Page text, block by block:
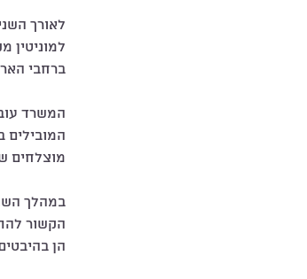
לאורך
למוניטין
ברחבי
המשרד
המובילים
מוצלחים
במהלך
הקשור
הן